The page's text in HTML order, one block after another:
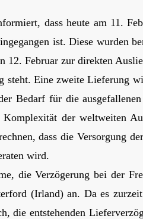
dass heute am 11.
ist. Diese wurden
12. Februar zur direkten
steht. Eine zweite Lieferung
Bedarf für die
der weltweiten
dass die Versorgung
wird.
die Verzögerung bei der
(Irland) an. Da es
die entstehenden